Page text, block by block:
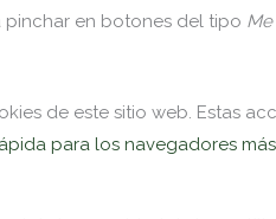
en botones del tipo
de este sitio web. Estas
para los navegadores